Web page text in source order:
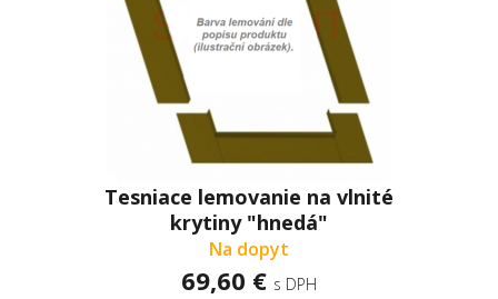
Tesniace lemovanie na vlnité
krytiny "hnedá"
Na dopyt
69,60 € s DPH